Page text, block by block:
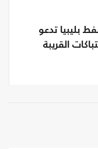
بليبيا تدعو
القريبة